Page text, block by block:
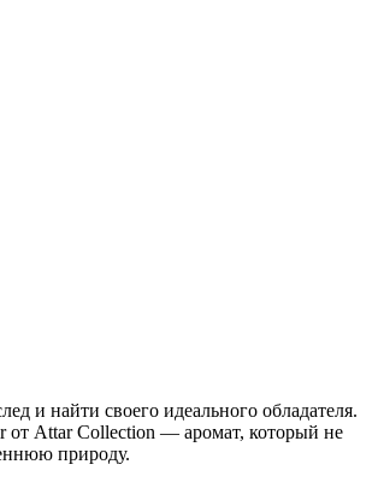
и найти своего идеального обладателя.
от Attar Collection — аромат, который не
природу.